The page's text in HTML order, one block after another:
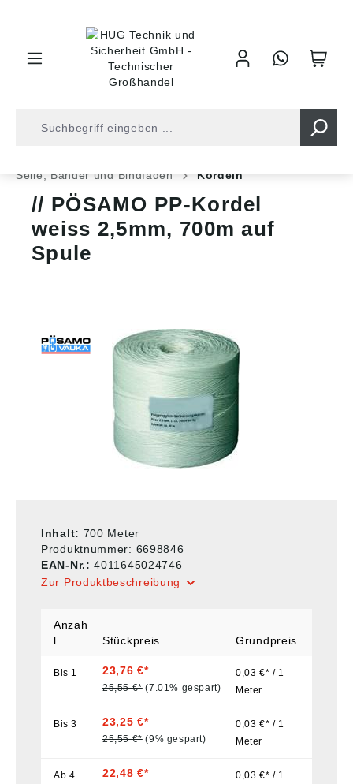
Seile, Bänder und Bindfäden
Kordeln
PÖSAMO PP-Kordel
weiss 2,5mm, 700m auf
Spule
Inhalt: 700 Meter
Produktnummer: 6698846
EAN-Nr.:4011645024746
Zur Produktbeschreibung
Anzah
l
Stückpreis Grundpreis
Bis 1 23,76 €*
25,55 €* (7.01% gespart)
0,03 €* / 1
Meter
Bis3 23,25 €*
25,55 €* (9% gespart)
0,03 €* / 1
Meter
Ab 4 22,48 €*
0,03 €* / 1